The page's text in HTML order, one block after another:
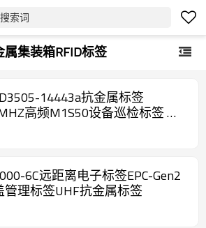
索词
属集装箱RFID标签
14443a抗金属标签
高频M1S50设备巡检标签 设
踪
6C远距离电子标签EPC-Gen2
管理标签UHF抗金属标签